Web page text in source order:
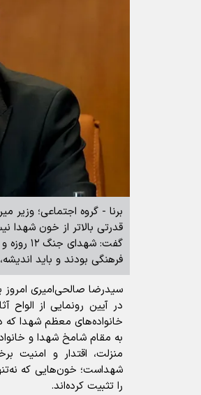
برنا - گروه اجتماعی؛ وزیر
قدرتی بالاتر از خون شهدا
گفت:
فرهنگی بودند و باید
در آیین رونمایی از
خانواده‌های معظم شهدا که
به مقام شامخ شهدا و
منزلت، اقتدار و امنیت
شهداست؛ خون‌هایی که
را تثبیت کرده‌اند.